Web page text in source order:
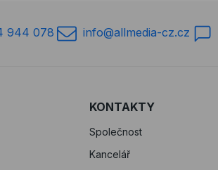
944 078 info@allmedia-cz.cz
KONTAKTY
Společnost
Kancelář